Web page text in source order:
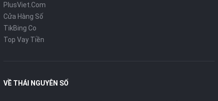
PlusViet.Com
Cửa Hàng Số
TikBing Co
Top Vay Tiền
VỀ THÁI NGUYÊN SỐ